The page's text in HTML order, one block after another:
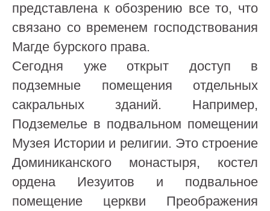
представлена к обозрению все то, что
связано со временем господствования
Магде бурского права.
Сегодня уже открыт доступ в
подземные помещения отдельных
сакральных зданий. Например,
Подземелье в подвальном помещении
Музея Истории и религии. Это строение
Доминиканского монастыря, костел
ордена Иезуитов и подвальное
помещение церкви Преображения